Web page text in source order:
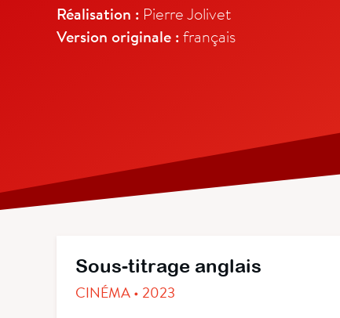
Réalisation : Pierre Jolivet
Version originale :français
Sous-titrage anglais
CINÉMA • 2023